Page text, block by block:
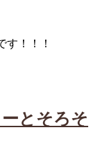
す！！！
とそろそ